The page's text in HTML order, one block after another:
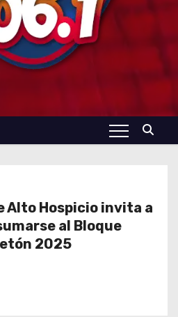
Alto Hospicio invita a
al Bloque
2025